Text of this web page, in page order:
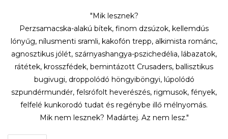
"Mik lesznek?
Perzsamacska-alakú bítek, finom dzsúzok, kellemdús
lónyűg, nílusmenti sramli, kakofón trepp, alkimista románc,
agnosztikus jólét, szárnyashangya-pszichedélia, lábazatok,
rátétek, krosszfédek, bemintázott Crusaders, ballisztikus
bugivugi, droppolódó höngyiböngyi, lúpolódó
szpundérmundér, felsrófolt heverészés, rigmusok, fények,
felfelé kunkorodó tudat és regénybe illő mélnyomás.
Mik nem lesznek? Madártej. Az nem lesz."